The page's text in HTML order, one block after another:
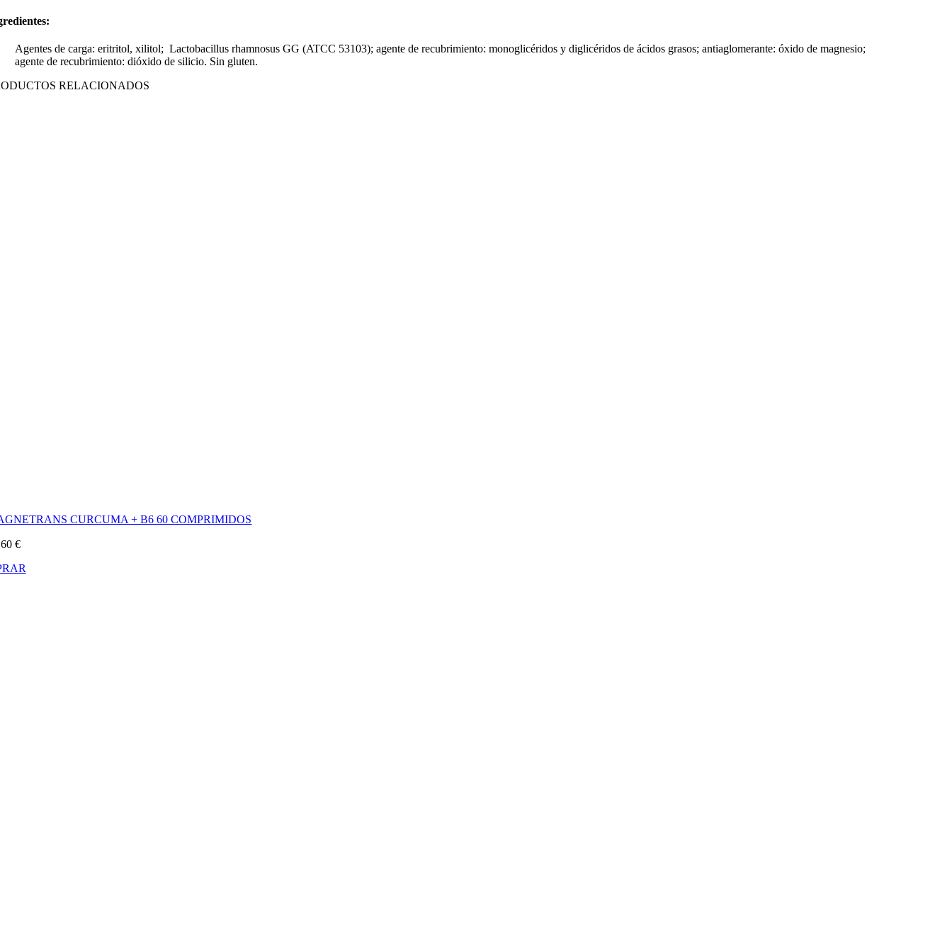
Agentes de carga: eritritol, xilitol; Lactobacillus rhamnosus GG (ATCC 53103); agente de recubrimiento: monoglicéridos y diglicéridos de ácidos grasos; antiaglomerante: óxido de magnesio;
agente de recubrimiento: dióxido de silicio. Sin gluten.
RELACIONADOS
CURCUMA + B6 60 COMPRIMIDOS
€